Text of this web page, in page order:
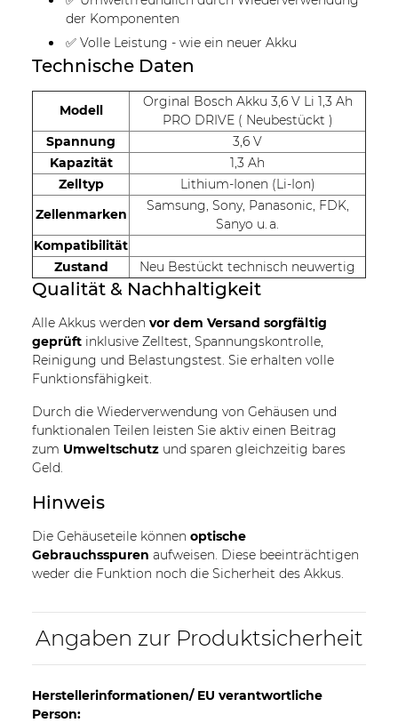
der Komponenten
✅ Volle Leistung - wie ein neuer Akku
Technische Daten
Modell
Orginal Bosch Akku 3,6 V Li 1,3 Ah
PRO DRIVE ( Neubestückt )
Spannung
3,6 V
Kapazität
1,3 Ah
Zelltyp
Lithium-Ionen (Li-Ion)
Zellenmarken
Samsung, Sony, Panasonic, FDK,
Sanyo u. a.
Kompatibilität
Zustand
Neu Bestückt technisch neuwertig
Qualität & Nachhaltigkeit
Alle Akkus werden vor dem Versand sorgfältig
geprüft inklusive Zelltest, Spannungskontrolle,
Reinigung und Belastungstest. Sie erhalten volle
Funktionsfähigkeit.
Durch die Wiederverwendung von Gehäusen und
funktionalen Teilen leisten Sie aktiv einen Beitrag
zum Umweltschutz und sparen gleichzeitig bares
Geld.
Hinweis
Die Gehäuseteile können optische
Gebrauchsspuren aufweisen. Diese beeinträchtigen
weder die Funktion noch die Sicherheit des Akkus.
Angaben zur Produktsicherheit
Herstellerinformationen/ EU verantwortliche
Person: